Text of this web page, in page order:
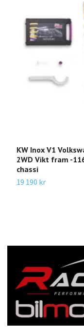
KW Inox V1
2WD Vikt fram -
chassi
19 190 kr